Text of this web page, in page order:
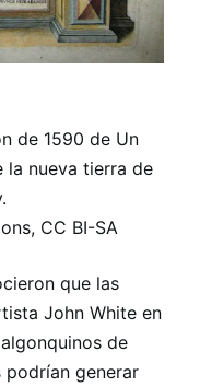
de 1590 de Un
la nueva tierra de
CC BI-SA
que las
John White en
de
podrían generar